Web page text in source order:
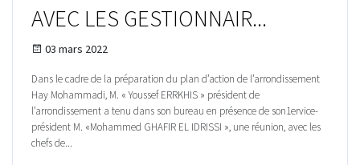
AVEC LES GESTIONNAIR...
03 mars 2022
Dans le cadre de la préparation du plan d’action de l’arrondissement
Hay Mohammadi, M. « Youssef ERRKHIS » président de
l’arrondissement a tenu dans son bureau en présence de son1ervice-
président M. «Mohammed GHAFIR EL IDRISSI », une réunion, avec les
chefs de...